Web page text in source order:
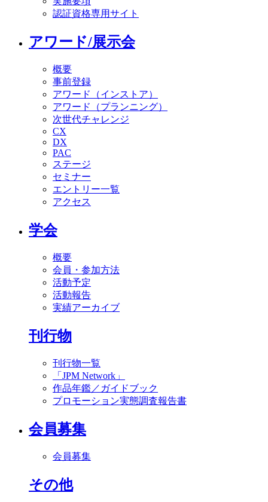
認証資格専用サイト
アワード/展示会
概要
事前登録
アワード（インストア）
アワード（プランニング）
次世代チャレンジ
CX
DX
PAC
ステージ
セミナー
エントリー一覧
アクセス
学会
概要
会員・参加方法
活動予定
活動報告
実績アーカイブ
刊行物
刊行物一覧
「JPM Network」
作品年鑑／ガイドブック
プロモーション実態調査報告書
会員募集
会員募集
その他